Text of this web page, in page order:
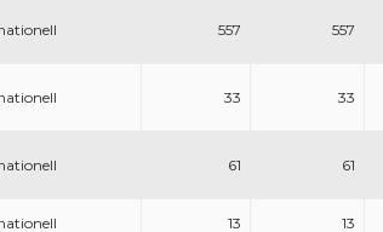
557 557
33 33
61 61
13 13